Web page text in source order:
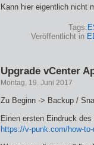
Kann hier eigentlich nicht
Tags:
Veröffentlicht in
Upgrade vCenter
Montag, 19. Juni 2017
Zu Beginn -> Backup /
Einen ersten Eindruck
https://v-punk.com/how-